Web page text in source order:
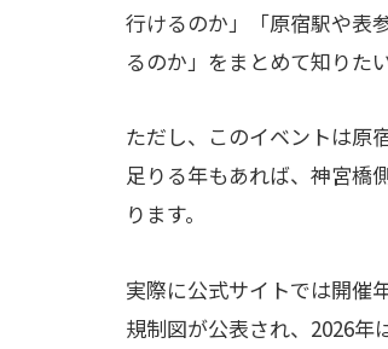
行けるのか」「原宿駅や表
るのか」をまとめて知りた
ただし、このイベントは原
足りる年もあれば、神宮橋
ります。
実際に公式サイトでは開催
規制図が公表され、2026年